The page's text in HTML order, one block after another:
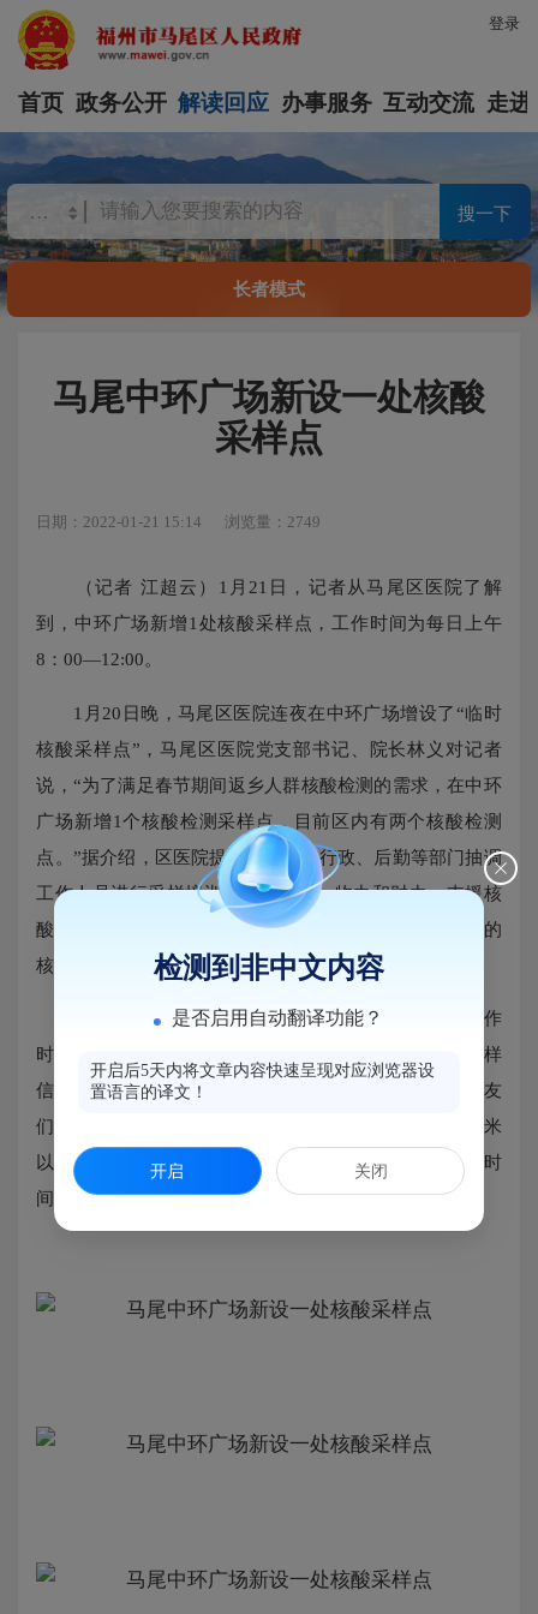
登录
首页 政务公开 解读回应 办事服务 互动交流 走进
搜一下
长者模式
马尾中环广场新设一处核酸
采样点
日期：2022-01-21 15:14 浏览量：2749
（记者 江超云）1月21日，记者从马尾区医院了解
到，中环广场新增1处核酸采样点，工作时间为每日上午
8：00—12:00。
1月20日晚，马尾区医院连夜在中环广场增设了“临时
核酸采样点”，马尾区医院党支部书记、院长林义对记者
说，“为了满足春节期间返乡人群核酸检测的需求，在中环
广场新增1个核酸检测采样点，目前区内有两个核酸检测
点。”据介绍，区医院提前部署，从行政、后勤等部门抽调
工作人员进行采样培训，增派人力、物力和财力，支援核
酸检测门诊。并增加核酸检测实验人员，全面提升医院的
核酸检测能力。
中环广场采样点在“马尾中心广场站”车站后方，运作
时间为周一到周日早上8：00—12:00，入口处有核酸采样
信息预登记操作步骤（如图）。请前往采样点的市民朋友
们出示身份证，佩戴好口罩，出示健康码，与他人保持1米
以上距离，不交谈，不聚集。过程中如有问题，请第一时
间向现场工作人员反映。咨询电话：15******045。
检测到非中文内容
是否启用自动翻译功能？
开启后5天内将文章内容快速呈现对应浏览器设
置语言的译文！
开启 关闭